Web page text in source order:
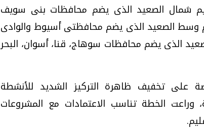
جنيه لإقليم شمال الصعيد الذى يضم محافظات بنى سويف
مليون جنيه لإقليم وسط الصعيد الذى يضم محافظتى أسيوط والوادى
جنوب الصعيد الذى يضم محافظات سوهاج، قنا، أسوان، البحر
على تخفيف ظاهرة التركيز الشديد للأنشطة
وراعت الخطة تناسب الاعتمادات مع المشروعات